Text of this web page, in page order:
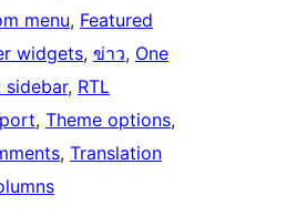
menu, Featured
widgets, ข่าว, One
sidebar, RTL
, Theme options
, Translation